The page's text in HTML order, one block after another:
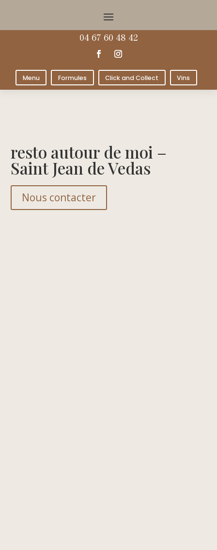
04 67 60 48 42
Menu Formules Click and Collect Vins
resto autour de moi –
Saint Jean de Vedas
Nous contacter